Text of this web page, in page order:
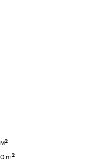
2
m2